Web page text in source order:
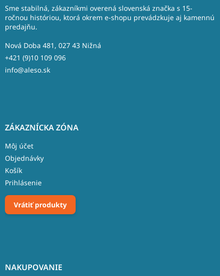
Sme stabilná, zákazníkmi overená slovenská značka s 15-
ročnou históriou, ktorá okrem e-shopu prevádzkuje aj kamennú
predajňu.
Nová Doba 481, 027 43 Nižná
+421 (9)10 109 096
info@aleso.sk
ZÁKAZNÍCKA ZÓNA
Môj účet
Objednávky
Košík
Prihlásenie
Vrátiť produkty
NAKUPOVANIE